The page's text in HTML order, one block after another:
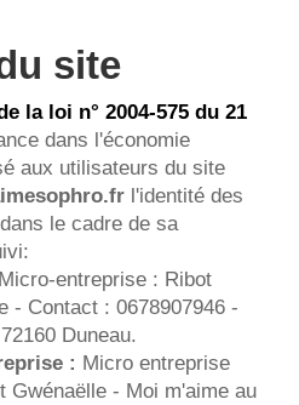
site
la loi n° 2004-575 du 21
dans l'économie
aux utilisateurs du site
l'identité des
le cadre de sa
Micro-entreprise : Ribot
- Contact : 0678907946 -
Duneau.
: Micro entreprise
Gwénaëlle - Moi m'aime au